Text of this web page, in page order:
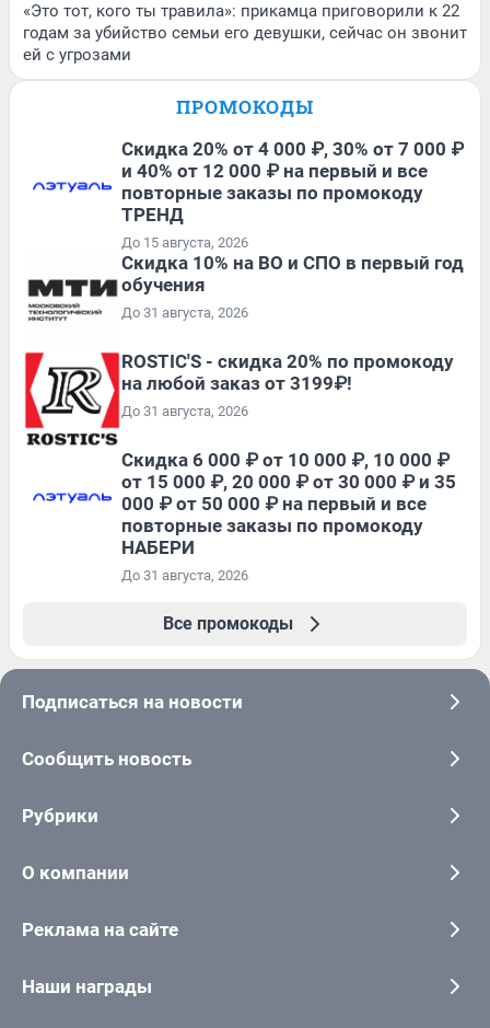
«Это тот, кого ты травила»: прикамца приговорили к 22
годам за убийство семьи его девушки, сейчас он звонит
ей с угрозами
ПРОМОКОДЫ
Скидка 20% от 4 000 ₽, 30% от 7 000 ₽
и 40% от 12 000 ₽ на первый и все
повторные заказы по промокоду
ТРЕНД
До 15 августа, 2026
Скидка 10% на ВО и СПО в первый год
обучения
До 31 августа, 2026
ROSTIC'S - скидка 20% по промокоду
на любой заказ от 3199₽!
До 31 августа, 2026
Скидка 6 000 ₽ от 10 000 ₽, 10 000 ₽
от 15 000 ₽, 20 000 ₽ от 30 000 ₽ и 35
000 ₽ от 50 000 ₽ на первый и все
повторные заказы по промокоду
НАБЕРИ
До 31 августа, 2026
Все промокоды
Подписаться на новости
Сообщить новость
Рубрики
О компании
Реклама на сайте
Наши награды